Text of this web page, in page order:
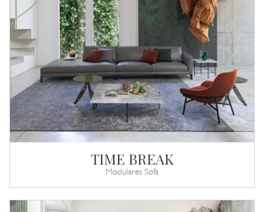
TIME BREAK
Modulares Sofa